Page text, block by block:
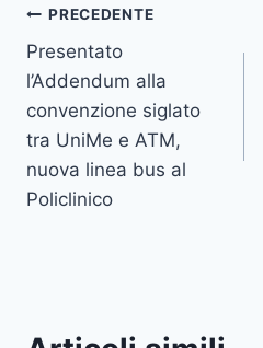
Navigazione
articoli
PRECEDENTE
Presentato
l’Addendum alla
convenzione siglato
tra UniMe e ATM,
nuova linea bus al
Policlinico